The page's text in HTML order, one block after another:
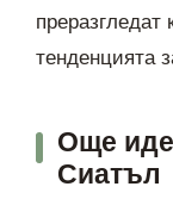
тенденцията
Още
Сиатъл